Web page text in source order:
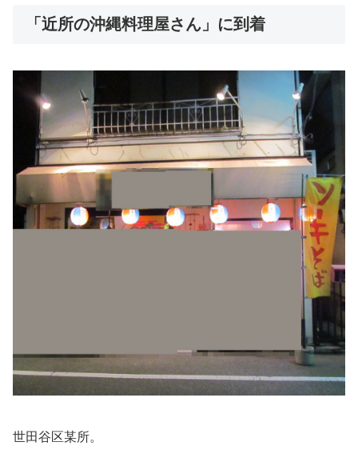
「近所の沖縄料理屋さん」に到着
世田谷区某所。